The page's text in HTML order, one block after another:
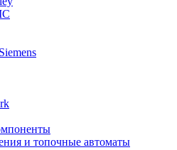
и топочные автоматы